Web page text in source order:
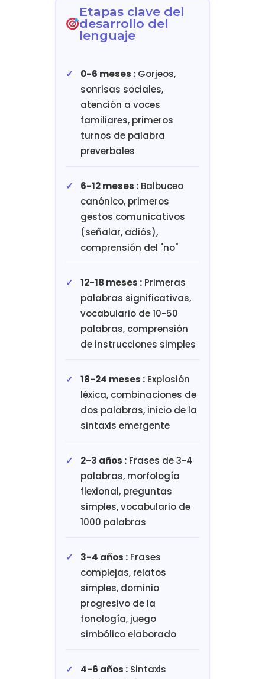
Etapas clave del
desarrollo del
lenguaje
0-6 meses :Gorjeos,
sonrisas sociales,
atención a voces
familiares, primeros
turnos de palabra
preverbales
6-12 meses :Balbuceo
canónico, primeros
gestos comunicativos
(señalar, adiós),
comprensión del "no"
12-18 meses :Primeras
palabras significativas,
vocabulario de 10-50
palabras, comprensión
de instrucciones simples
18-24 meses :Explosión
léxica, combinaciones de
dos palabras, inicio de la
sintaxis emergente
2-3 años :Frases de 3-4
palabras, morfología
flexional, preguntas
simples, vocabulario de
1000 palabras
3-4 años :Frases
complejas, relatos
simples, dominio
progresivo de la
fonología, juego
simbólico elaborado
4-6 años :Sintaxis